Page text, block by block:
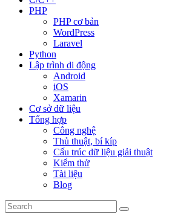
PHP
PHP cơ bản
WordPress
Laravel
Python
Lập trình di động
Android
iOS
Xamarin
Cơ sở dữ liệu
Tổng hợp
Công nghệ
Thủ thuật, bí kíp
Cấu trúc dữ liệu giải thuật
Kiểm thử
Tài liệu
Blog